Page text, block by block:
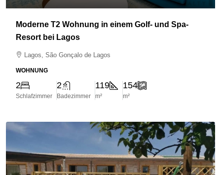
Moderne T2 Wohnung in einem Golf- und Spa-
Resort bei Lagos
Lagos, São Gonçalo de Lagos
WOHNUNG
2
Schlafzimmer
2
Badezimmer
119
m²
154
m²